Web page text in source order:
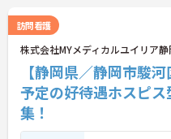
ポイントなど、さらに詳細を
軽にご相談ください！
訪問看護
株式会社MYメディカルユイリア静
【静岡県／静岡市駿
予定の好待遇ホスピ
集！